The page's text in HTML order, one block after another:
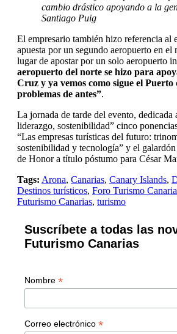
cambio drástico apoyando a la
Santiago Puig
El empresario también hizo referencia al
apuesta por un segundo aeropuerto en el
lugar de apostar por un solo aeropuerto
aeropuerto del norte se hizo para
Cruz y ya vemos como sigue el Puerto
problemas de antes”.
La jornada de tarde del evento, dedicada
liderazgo, sostenibilidad” cinco
“Las empresas turísticas del futuro:
sostenibilidad y tecnología” y el
de Honor a título póstumo para César
Tags: Arona, Canarias, Canary Islands,
Destinos turísticos, Foro Turismo
Futurismo Canarias, turismo
Suscríbete a todas las
Futurismo Canarias
Nombre *
Correo electrónico *